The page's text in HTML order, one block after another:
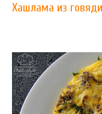
Хашлама из